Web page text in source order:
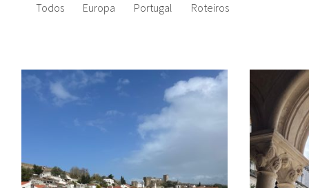
Todos Europa Portugal Roteiros